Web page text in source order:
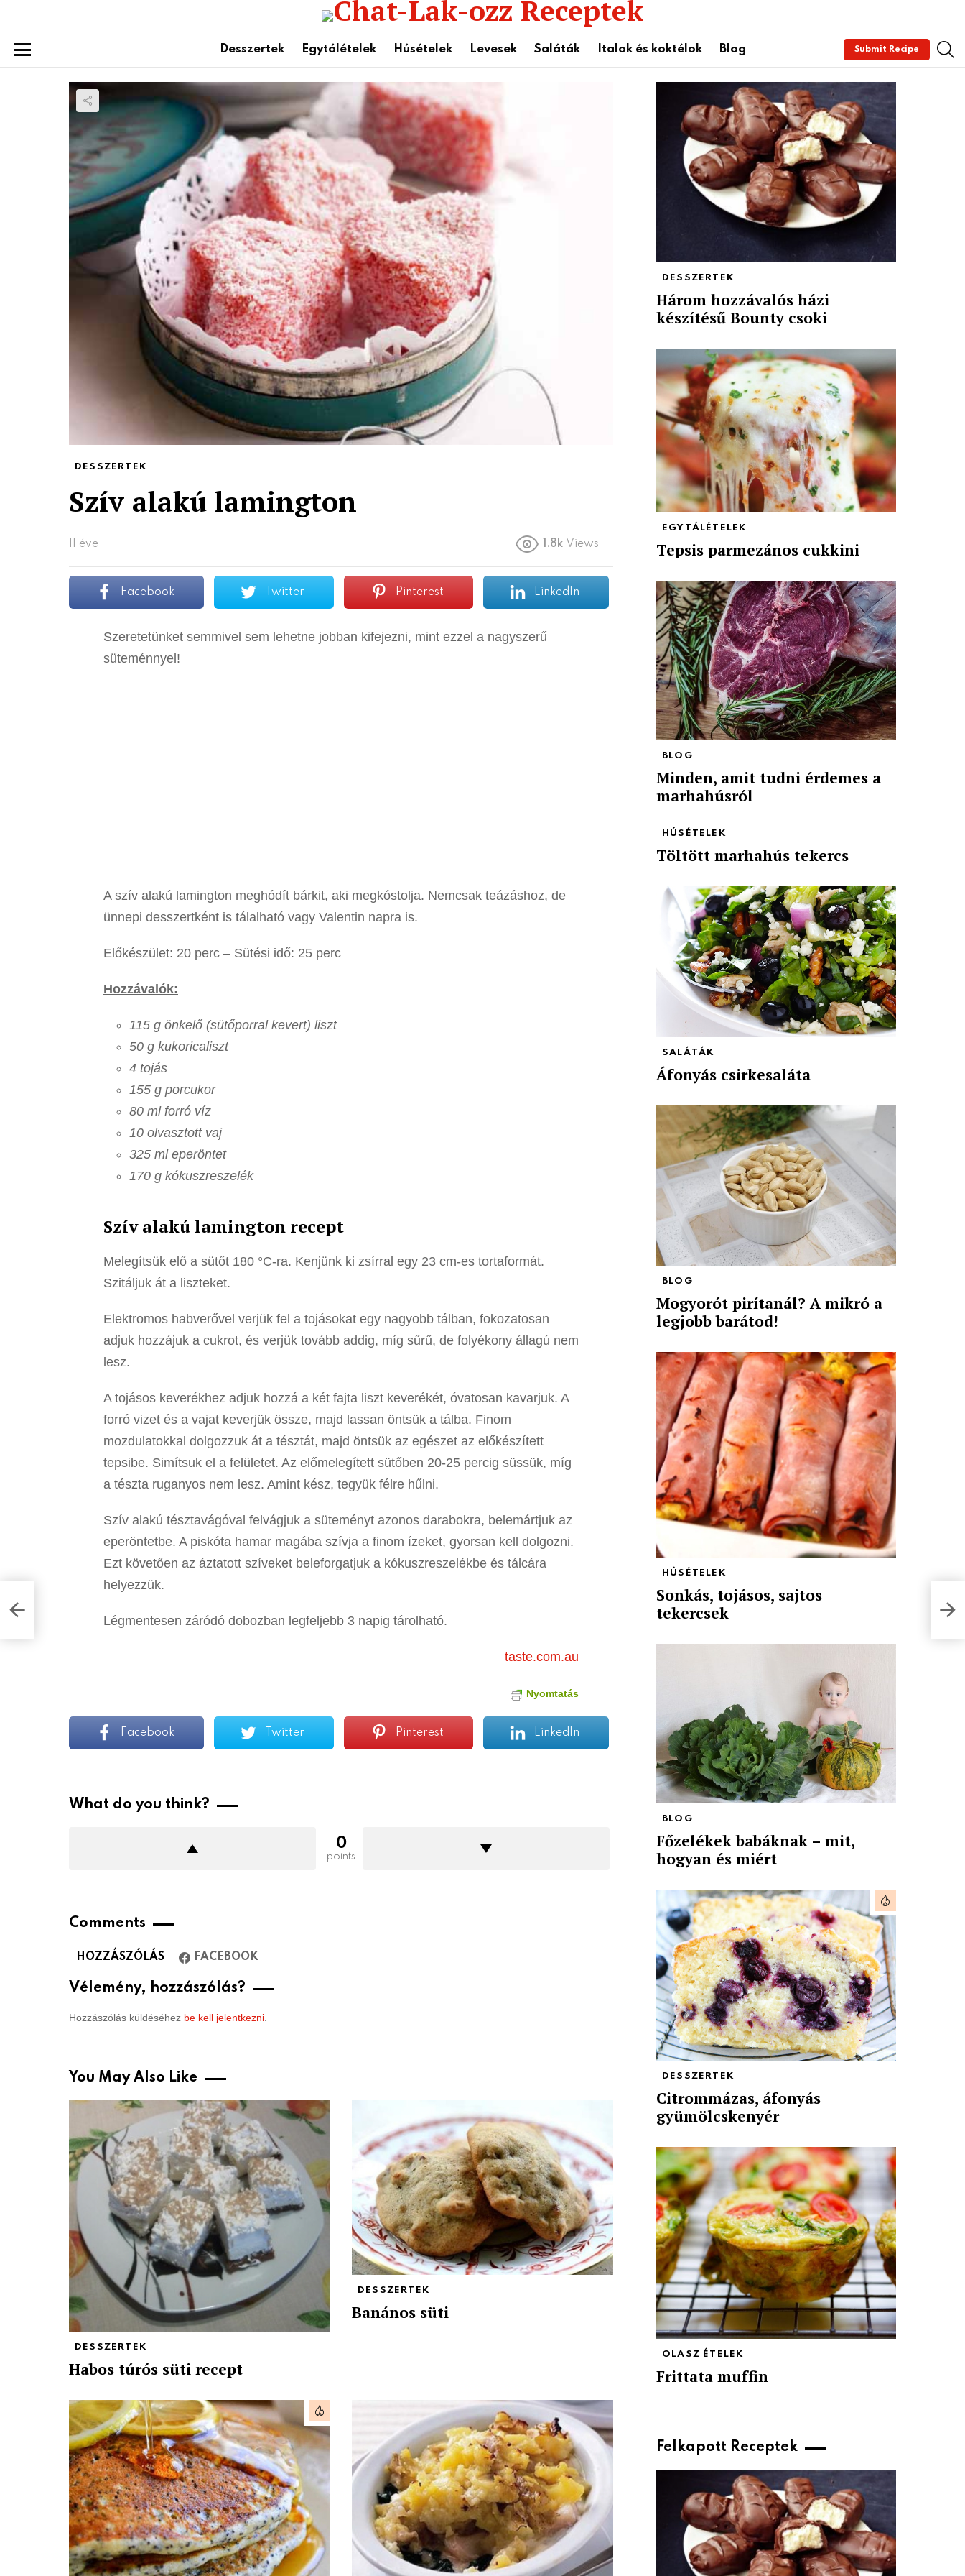
Desszertek Egytálételek Húsételek Levesek Saláták Italok és koktélok Blog Submit Recipe
DESSZERTEK
Szív alakú lamington
11 éve 1.8k Views
Facebook Twitter Pinterest LinkedIn
Szeretetünket semmivel sem lehetne jobban kifejezni, mint ezzel a nagyszerű
süteménnyel!
A szív alakú lamington meghódít bárkit, aki megkóstolja. Nemcsak teázáshoz, de
ünnepi desszertként is tálalható vagy Valentin napra is.
Előkészület: 20 perc – Sütési idő: 25 perc
Hozzávalók:
115 g önkelő (sütőporral kevert) liszt
50 g kukoricaliszt
4 tojás
155 g porcukor
80 ml forró víz
10 olvasztott vaj
325 ml eperöntet
170 g kókuszreszelék
Szív alakú lamington recept
Melegítsük elő a sütőt 180 °C-ra. Kenjünk ki zsírral egy 23 cm-es tortaformát.
Szitáljuk át a liszteket.
Elektromos habverővel verjük fel a tojásokat egy nagyobb tálban, fokozatosan
adjuk hozzájuk a cukrot, és verjük tovább addig, míg sűrű, de folyékony állagú nem
lesz.
A tojásos keverékhez adjuk hozzá a két fajta liszt keverékét, óvatosan kavarjuk. A
forró vizet és a vajat keverjük össze, majd lassan öntsük a tálba. Finom
mozdulatokkal dolgozzuk át a tésztát, majd öntsük az egészet az előkészített
tepsibe. Simítsuk el a felületet. Az előmelegített sütőben 20-25 percig süssük, míg
a tészta ruganyos nem lesz. Amint kész, tegyük félre hűlni.
Szív alakú tésztavágóval felvágjuk a süteményt azonos darabokra, belemártjuk az
eperöntetbe. A piskóta hamar magába szívja a finom ízeket, gyorsan kell dolgozni.
Ezt követően az áztatott szíveket beleforgatjuk a kókuszreszelékbe és tálcára
helyezzük.
Légmentesen záródó dobozban legfeljebb 3 napig tárolható.
taste.com.au
Nyomtatás
Facebook Twitter Pinterest LinkedIn
What do you think?
0
points
Comments
HOZZÁSZÓLÁS FACEBOOK
Vélemény, hozzászólás?
Hozzászólás küldéséhez be kell jelentkezni.
You May Also Like
DESSZERTEK
Habos túrós süti recept
DESSZERTEK
Banános süti
DESSZERTEK
Három hozzávalós házi
készítésű Bounty csoki
EGYTÁLÉTELEK
Tepsis parmezános cukkini
BLOG
Minden, amit tudni érdemes a
marhahúsról
HÚSÉTELEK
Töltött marhahús tekercs
SALÁTÁK
Áfonyás csirkesaláta
BLOG
Mogyorót pirítanál? A mikró a
legjobb barátod!
HÚSÉTELEK
Sonkás, tojásos, sajtos
tekercsek
BLOG
Főzelékek babáknak – mit,
hogyan és miért
DESSZERTEK
Citrommázas, áfonyás
gyümölcskenyér
OLASZ ÉTELEK
Frittata muffin
Felkapott Receptek